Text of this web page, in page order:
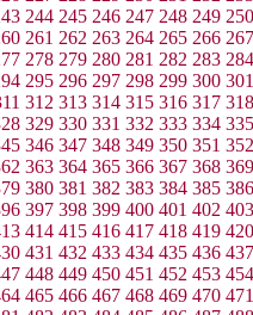
244 245 246 247 248 249 250
261 262 263 264 265 266 267
278 279 280 281 282 283 284
295 296 297 298 299 300 301
312 313 314 315 316 317 318
329 330 331 332 333 334 335
346 347 348 349 350 351 352
363 364 365 366 367 368 369
380 381 382 383 384 385 386
397 398 399 400 401 402 403
414 415 416 417 418 419 420
431 432 433 434 435 436 437
448 449 450 451 452 453 454
465 466 467 468 469 470 471